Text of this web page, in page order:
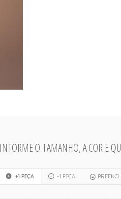
INFORME O TAMANHO, A COR E
+1 PEÇA -1 PEÇA